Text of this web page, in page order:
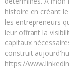
histoire en créant
les entrepreneurs
leur offrant la
capitaux
construit
https://